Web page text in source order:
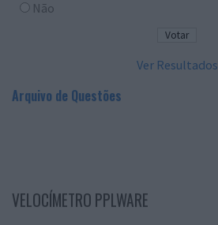
Não
Ver Resultados
Arquivo de Questões
VELOCÍMETRO PPLWARE